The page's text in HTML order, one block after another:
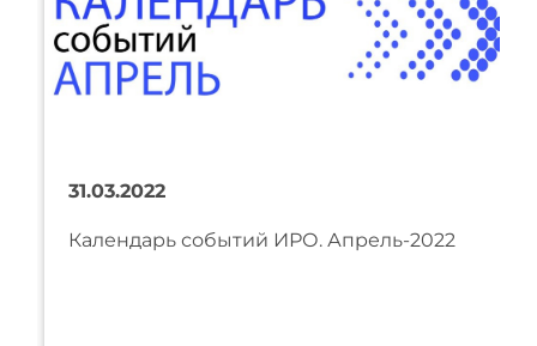
31.03.2022
Календарь событий ИРО. Апрель-2022